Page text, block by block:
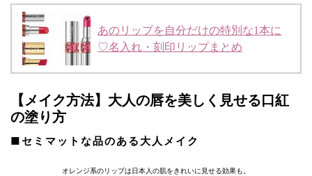
あのリップを自分だけの特別な1本に
♡名入れ・刻印リップまとめ
【メイク方法】大人の唇を美しく見せる口紅
の塗り方
■セミマットな品のある大人メイク
オレンジ系のリップは日本人の肌をきれいに見せる効果も。